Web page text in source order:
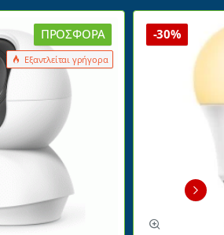
ΠΡΟΣΦΟΡΆ
Εξαντλείται γρήγορα
-30%